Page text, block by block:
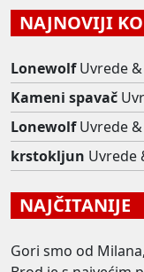
NAJNOVIJI
Lonewolf Uvrede
Kameni spavač
Lonewolf Uvrede
krstokljun Uvrede
NAJČITANIJE
Gori smo od